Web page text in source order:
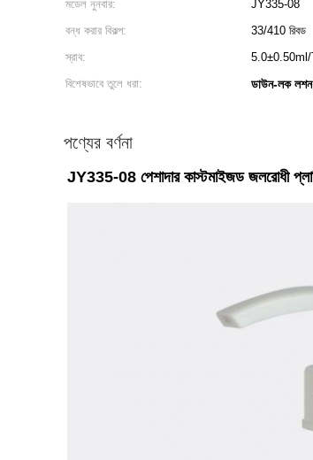
মডেল নুনবার: JY335-08
বন্ধ করার বিকল্প:
33/410 রিবড
স্রাব:
বিশেষভাবে তুলে ধরা:
ডাউন-লক লশন
পণ্যের বর্ণনা
JY335-08 পেশাদার কাস্টমাইজড জলরোধী